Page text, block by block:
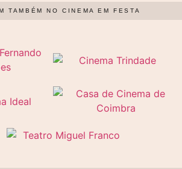
TAMBÉM NO CINEMA EM FESTA